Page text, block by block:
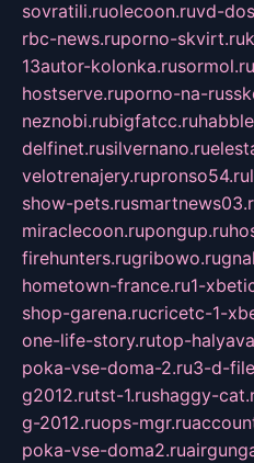
sovratili.ruolecoon.ruvd-
rbc-news.ruporno-skvirt.ru
13autor-kolonka.rusormol.ru
hostserve.ruporno-na-
neznobi.rubigfatcc.ru
delfinet.rusilvernano.ru
velotrenajery.rupronso54.ru
show-pets.ru
miraclecoon.rupongup.ru
firehunters.rugribowo.ru
hometown-france.ru1-
shop-garena.rucricetc-1-
one-life-story.rutop-
poka-vse-doma-2.ru3-d-
g2012.rutst-1.rushaggy-
g-2012.ruops-mgr.ru
poka-vse-doma2.ru